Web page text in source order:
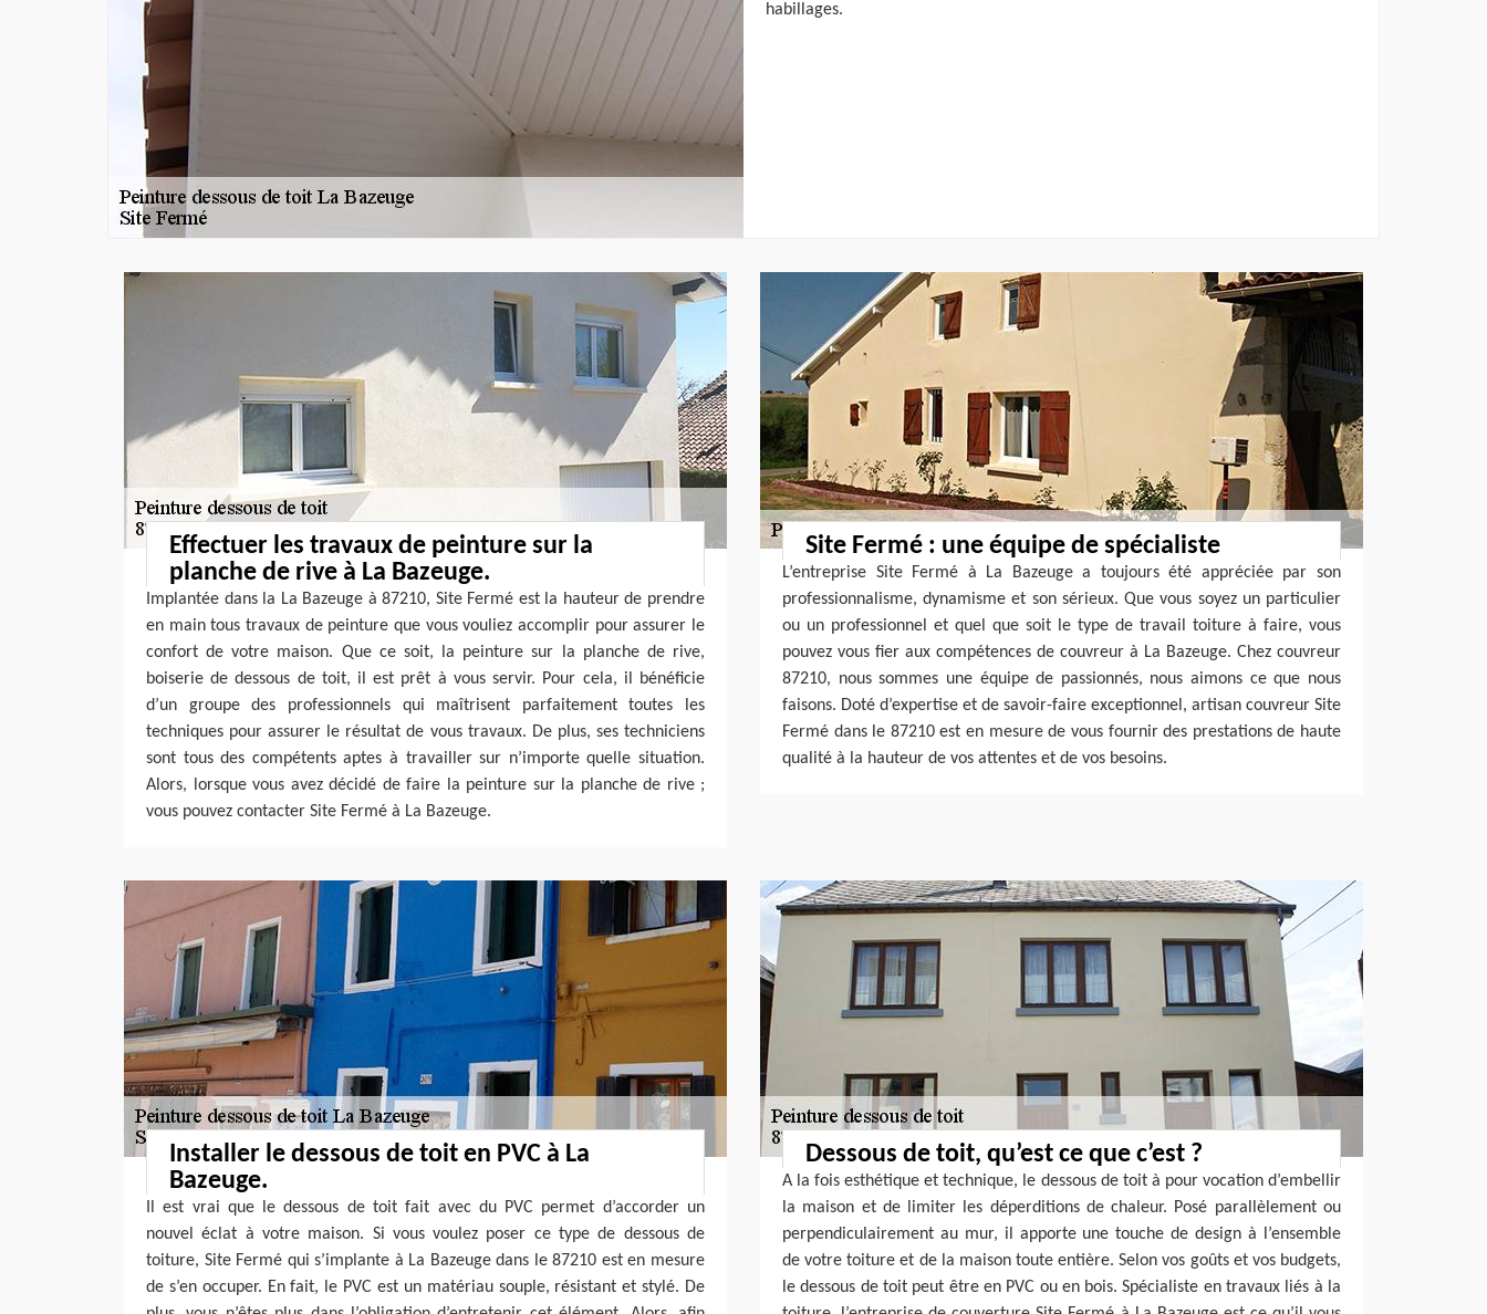
habillages.
Effectuer les travaux de peinture sur la
planche de rive à La Bazeuge.
Implantée dans la La Bazeuge à 87210, Site Fermé est la hauteur de prendre
en main tous travaux de peinture que vous vouliez accomplir pour assurer le
confort de votre maison. Que ce soit, la peinture sur la planche de rive,
boiserie de dessous de toit, il est prêt à vous servir. Pour cela, il bénéficie
d’un groupe des professionnels qui maîtrisent parfaitement toutes les
techniques pour assurer le résultat de vous travaux. De plus, ses techniciens
sont tous des compétents aptes à travailler sur n’importe quelle situation.
Alors, lorsque vous avez décidé de faire la peinture sur la planche de rive ;
vous pouvez contacter Site Fermé à La Bazeuge.
Site Fermé : une équipe de spécialiste
L’entreprise Site Fermé à La Bazeuge a toujours été appréciée par son
professionnalisme, dynamisme et son sérieux. Que vous soyez un particulier
ou un professionnel et quel que soit le type de travail toiture à faire, vous
pouvez vous fier aux compétences de couvreur à La Bazeuge. Chez couvreur
87210, nous sommes une équipe de passionnés, nous aimons ce que nous
faisons. Doté d’expertise et de savoir-faire exceptionnel, artisan couvreur Site
Fermé dans le 87210 est en mesure de vous fournir des prestations de haute
qualité à la hauteur de vos attentes et de vos besoins.
Installer le dessous de toit en PVC à La
Bazeuge.
Il est vrai que le dessous de toit fait avec du PVC permet d’accorder un
nouvel éclat à votre maison. Si vous voulez poser ce type de dessous de
toiture, Site Fermé qui s’implante à La Bazeuge dans le 87210 est en mesure
de s’en occuper. En fait, le PVC est un matériau souple, résistant et stylé. De
Dessous de toit, qu’est ce que c’est ?
A la fois esthétique et technique, le dessous de toit à pour vocation d’embellir
la maison et de limiter les déperditions de chaleur. Posé parallèlement ou
perpendiculairement au mur, il apporte une touche de design à l’ensemble
de votre toiture et de la maison toute entière. Selon vos goûts et vos budgets,
le dessous de toit peut être en PVC ou en bois. Spécialiste en travaux liés à la